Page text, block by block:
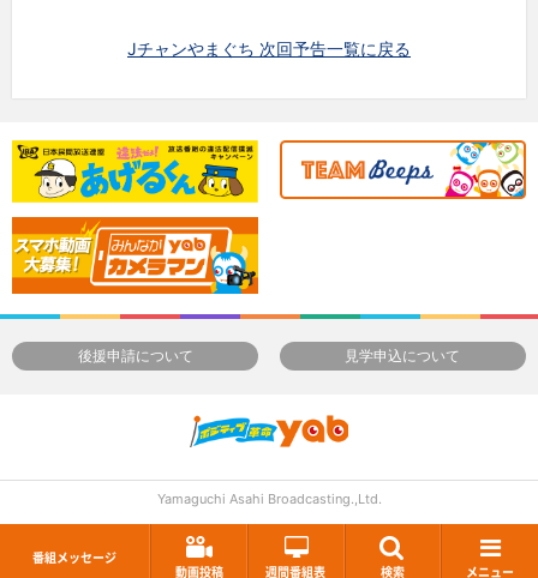
番組メッセージ
動画投稿
週間番組表 検索 メニュー
Jチャンやまぐち 次回予告一覧に戻る
後援申請について 見学申込について
Yamaguchi Asahi Broadcasting.,Ltd.